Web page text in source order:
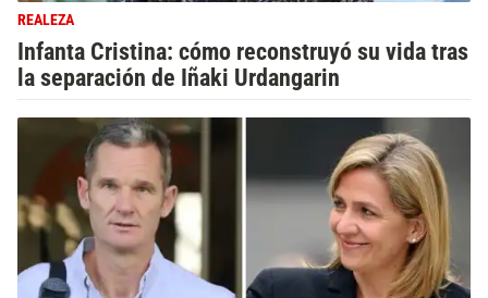
REALEZA
Infanta Cristina: cómo reconstruyó su vida tras
la separación de Iñaki Urdangarin